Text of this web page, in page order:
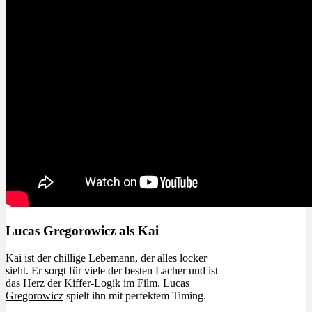
Lucas Gregorowicz als Kai
Kai ist der chillige Lebemann, der alles locker
sieht. Er sorgt für viele der besten Lacher und ist
das Herz der Kiffer-Logik im Film. Lucas
Gregorowicz spielt ihn mit perfektem Timing.